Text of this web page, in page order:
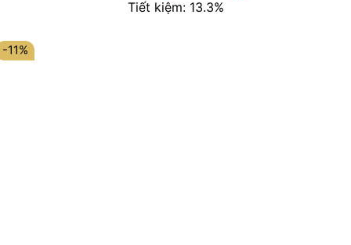
là:
Tiết kiệm: 13.3%
-11%